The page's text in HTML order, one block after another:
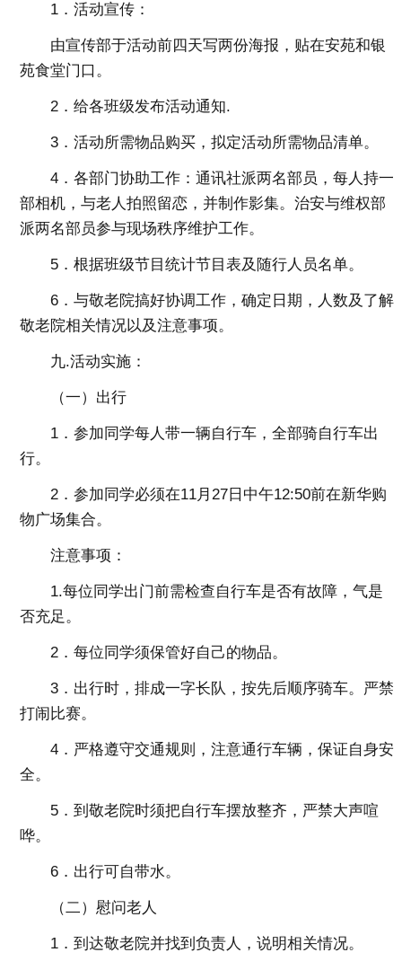
1．活动宣传：
由宣传部于活动前四天写两份海报，贴在安苑和银
苑食堂门口。
2．给各班级发布活动通知.
3．活动所需物品购买，拟定活动所需物品清单。
4．各部门协助工作：通讯社派两名部员，每人持一
部相机，与老人拍照留恋，并制作影集。治安与维权部
派两名部员参与现场秩序维护工作。
5．根据班级节目统计节目表及随行人员名单。
6．与敬老院搞好协调工作，确定日期，人数及了解
敬老院相关情况以及注意事项。
九.活动实施：
（一）出行
1．参加同学每人带一辆自行车，全部骑自行车出
行。
2．参加同学必须在11月27日中午12:50前在新华购
物广场集合。
注意事项：
1.每位同学出门前需检查自行车是否有故障，气是
否充足。
2．每位同学须保管好自己的物品。
3．出行时，排成一字长队，按先后顺序骑车。严禁
打闹比赛。
4．严格遵守交通规则，注意通行车辆，保证自身安
全。
5．到敬老院时须把自行车摆放整齐，严禁大声喧
哗。
6．出行可自带水。
（二）慰问老人
1．到达敬老院并找到负责人，说明相关情况。